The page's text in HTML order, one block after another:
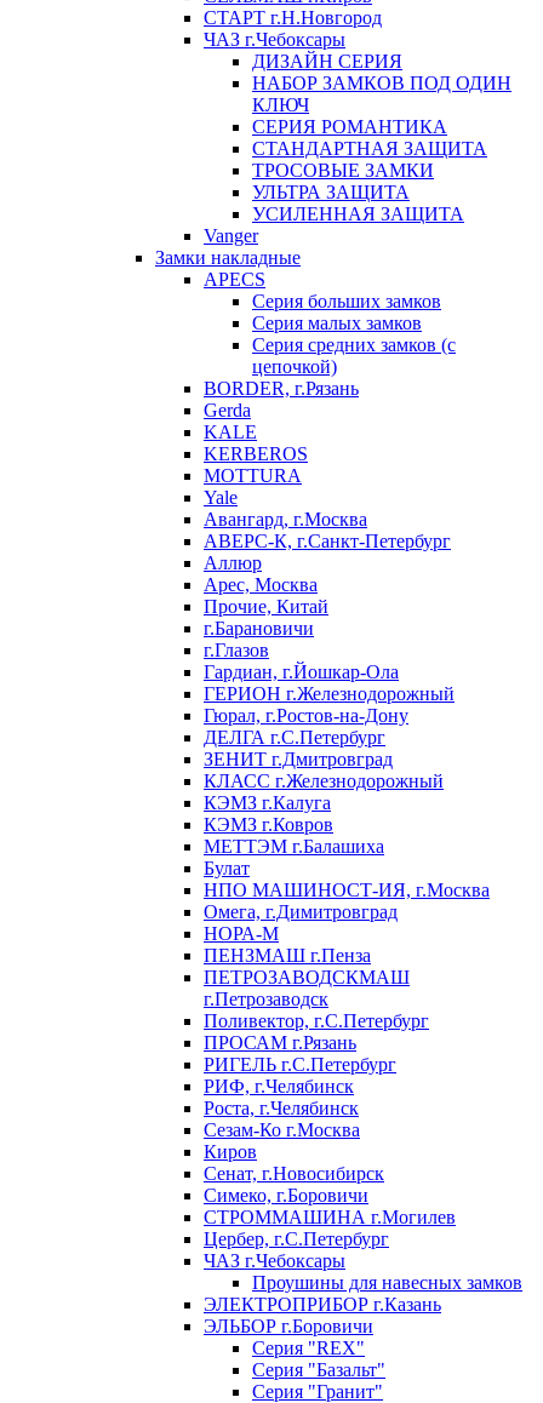
СТАРТ г.Н.Новгород
ЧАЗ г.Чебоксары
ДИЗАЙН СЕРИЯ
НАБОР ЗАМКОВ ПОД ОДИН
КЛЮЧ
СЕРИЯ РОМАНТИКА
СТАНДАРТНАЯ ЗАЩИТА
ТРОСОВЫЕ ЗАМКИ
УЛЬТРА ЗАЩИТА
УСИЛЕННАЯ ЗАЩИТА
Vanger
Замки накладные
APECS
Серия больших замков
Серия малых замков
Серия средних замков (с
цепочкой)
BORDER, г.Рязань
Gerda
KALE
KERBEROS
MOTTURA
Yale
Авангард, г.Москва
АВЕРС-К, г.Санкт-Петербург
Аллюр
Арес, Москва
Прочие, Китай
г.Барановичи
г.Глазов
Гардиан, г.Йошкар-Ола
ГЕРИОН г.Железнодорожный
Гюрал, г.Ростов-на-Дону
ДЕЛГА г.С.Петербург
ЗЕНИТ г.Дмитровград
КЛАСС г.Железнодорожный
КЭМЗ г.Калуга
КЭМЗ г.Ковров
МЕТТЭМ г.Балашиха
Булат
НПО МАШИНОСТ-ИЯ, г.Москва
Омега, г.Димитровград
НОРА-М
ПЕНЗМАШ г.Пенза
ПЕТРОЗАВОДСКМАШ
г.Петрозаводск
Поливектор, г.С.Петербург
ПРОСАМ г.Рязань
РИГЕЛЬ г.С.Петербург
РИФ, г.Челябинск
Роста, г.Челябинск
Сезам-Ко г.Москва
Киров
Сенат, г.Новосибирск
Симеко, г.Боровичи
СТРОММАШИНА г.Могилев
Цербер, г.С.Петербург
ЧАЗ г.Чебоксары
Проушины для навесных замков
ЭЛЕКТРОПРИБОР г.Казань
ЭЛЬБОР г.Боровичи
Серия "REX"
Серия "Базальт"
Серия "Гранит"